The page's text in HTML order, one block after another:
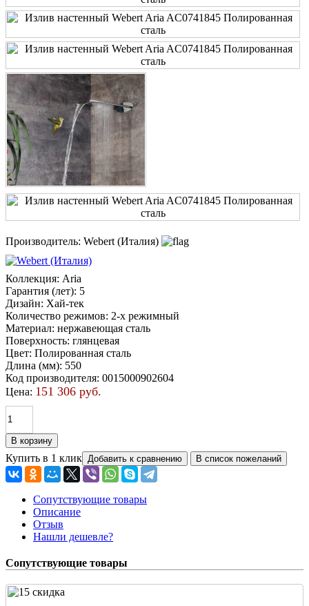
Производитель: Webert (Италия)
Коллекция: Aria
Гарантия (лет): 5
Дизайн: Хай-тек
Количество режимов: 2-х режимный
Материал: нержавеющая сталь
Поверхность: глянцевая
Цвет: Полированная сталь
Длина (мм): 550
Код производителя: 0015000902604
Цена: 151 306 руб.
Купить в 1 клик
Сопутствующие товары
Описание
Отзыв
Нашли дешевле?
Сопутствующие товары